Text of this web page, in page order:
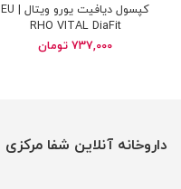
کپسول دیافیت یورو ویتال | EU
RHO VITAL DiaFit
737,000 تومان
داروخانه آنلاین شفا مرکزی